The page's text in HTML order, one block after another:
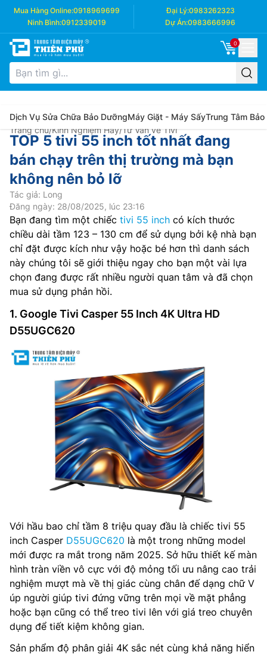
Mua Hàng Online:0918969699 Đại Lý:0983262323
Ninh Bình:0912339019 Dự Án:0983666996
0
Dịch Vụ Sửa Chữa Bảo DưỡngMáy Giặt - Máy SấyTrung Tâm Bảo
Trang chủ/Kinh Nghiệm Hay/Tư Vấn về Tivi
TOP 5 tivi 55 inch tốt nhất đang
bán chạy trên thị trường mà bạn
không nên bỏ lỡ
Tác giả: Long
Đăng ngày: 28/08/2025, lúc 23:16
Bạn đang tìm một chiếc tivi 55 inch có kích thước
chiều dài tầm 123 – 130 cm để sử dụng bởi kệ nhà bạn
chỉ đặt được kích như vậy hoặc bé hơn thì danh sách
này chúng tôi sẽ giới thiệu ngay cho bạn một vài lựa
chọn đang được rất nhiều người quan tâm và đã chọn
mua sử dụng phản hồi.
1. Google Tivi Casper 55 Inch 4K Ultra HD
D55UGC620
Với hầu bao chỉ tầm 8 triệu quay đầu là chiếc tivi 55
inch Casper D55UGC620 là một trong những model
mới được ra mắt trong năm 2025. Sở hữu thiết kế màn
hình tràn viền vô cực với độ mỏng tối ưu nâng cao trải
nghiệm mượt mà về thị giác cùng chân đế dạng chữ V
úp người giúp tivi đứng vững trên mọi về mặt phẳng
hoặc bạn cũng có thể treo tivi lên với giá treo chuyên
dụng để tiết kiệm không gian.
Sản phẩm độ phân giải 4K sắc nét cùng khả năng hiển